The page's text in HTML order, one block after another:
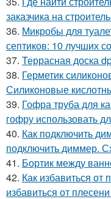
заказчика на
36. Микробы для
септиков: 10 лучших
37. Террасная доска
38. Герметик
Силиконовые
39. Гофра труба для
гофру использовать
40. Как подключить
подключить диммер.
41. Бортик между
42. Как избавиться
избавиться от